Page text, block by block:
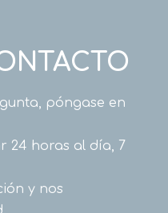
póngase en
24 horas al día, 7
y nos